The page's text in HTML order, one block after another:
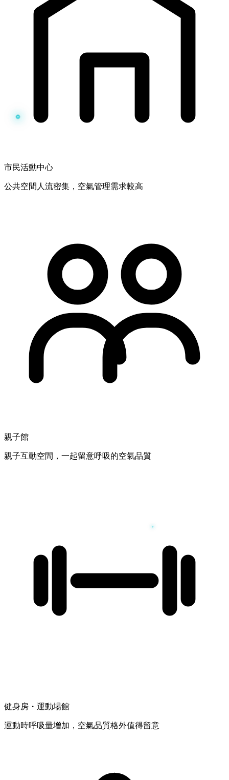
市民活動中心
公共空間人流密集，空氣管理需求較高
親子館
親子互動空間，一起留意呼吸的空氣品質
健身房・運動場館
運動時呼吸量增加，空氣品質格外值得留意